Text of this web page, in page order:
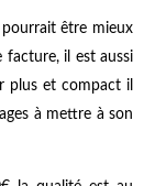
être mieux
facture, il est aussi
plus et compact il
à mettre à son